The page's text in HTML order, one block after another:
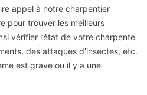
appel à notre charpentier
pour trouver les meilleurs
vérifier l’état de votre charpente
des attaques d’insectes, etc.
est grave ou il y a une